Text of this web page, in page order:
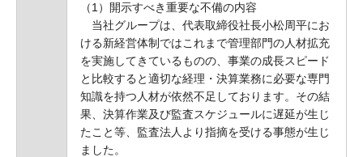
（1）開示すべき重要な不備の内容
当社グループは、代表取締役社長小松周平にお
ける新経営体制ではこれまで管理部門の人材拡充
を実施してきているものの、事業の成長スピード
と比較すると適切な経理・決算業務に必要な専門
知識を持つ人材が依然不足しております。その結
果、決算作業及び監査スケジュールに遅延が生じ
たこと等、監査法人より指摘を受ける事態が生じ
ました。